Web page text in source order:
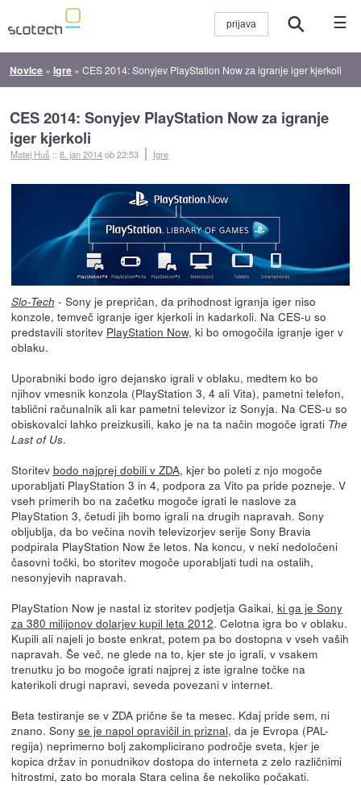
☰
Novice »Igre »CES 2014: Sonyjev PlayStation Now za igranje iger kjerkoli
CES 2014: Sonyjev PlayStation Now za igranje
iger kjerkoli
Matej Huš ::8. jan 2014ob 22:53 Igre
Slo-Tech - Sony je prepričan, da prihodnost igranja iger niso
konzole, temveč igranje iger kjerkoli in kadarkoli. Na CES-u so
predstavili storitev PlayStation Now, ki bo omogočila igranje iger v
oblaku.
Uporabniki bodo igro dejansko igrali v oblaku, medtem ko bo
njihov vmesnik konzola (PlayStation 3, 4 ali Vita), pametni telefon,
tablični računalnik ali kar pametni televizor iz Sonyja. Na CES-u so
obiskovalci lahko preizkusili, kako je na ta način mogoče igrati The
Last of Us.
Storitev bodo najprej dobili v ZDA, kjer bo poleti z njo mogoče
uporabljati PlayStation 3 in 4, podpora za Vito pa pride pozneje. V
vseh primerih bo na začetku mogoče igrati le naslove za
PlayStation 3, četudi jih bomo igrali na drugih napravah. Sony
obljublja, da bo večina novih televizorjev serije Sony Bravia
podpirala PlayStation Now že letos. Na koncu, v neki nedoločeni
časovni točki, bo storitev mogoče uporabljati tudi na ostalih,
nesonyjevih napravah.
PlayStation Now je nastal iz storitev podjetja Gaikai, ki ga je Sony
za 380 milijonov dolarjev kupil leta 2012. Celotna igra bo v oblaku.
Kupili ali najeli jo boste enkrat, potem pa bo dostopna v vseh vaših
napravah. Še več, ne glede na to, kjer ste jo igrali, v vsakem
trenutku jo bo mogoče igrati najprej z iste igralne točke na
katerikoli drugi napravi, seveda povezani v internet.
Beta testiranje se v ZDA prične še ta mesec. Kdaj pride sem, ni
znano. Sony se je napol opravičil in priznal, da je Evropa (PAL-
regija) neprimerno bolj zakomplicirano področje sveta, kjer je
kopica držav in ponudnikov dostopa do interneta z zelo različnimi
hitrostmi, zato bo morala Stara celina še nekoliko počakati.